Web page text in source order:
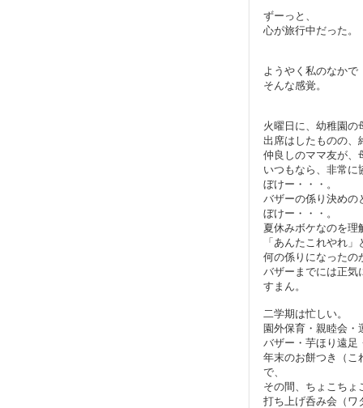
ずーっと、
心が旅行中だった。
ようやく私のなかで
そんな感覚。
火曜日に、幼稚園の
出席はしたものの、
仲良しのママ友が、
いつもなら、非常に
ぼけー・・・。
バザーの係り決めの
ぼけー・・・。
夏休みボケなのを理
「あんたこれやれ
何の係りになったの
バザーまでには正気
すまん。
二学期は忙しい。
園外保育・親睦会・
バザー・芋ほり遠足
年末のお餅つき（こ
で、
その間、ちょこちょ
打ち上げ呑み会（ワ